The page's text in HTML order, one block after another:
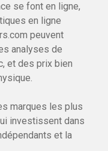
se font en ligne,
en ligne
peuvent
analyses de
et des prix bien
marques les plus
investissent dans
et la